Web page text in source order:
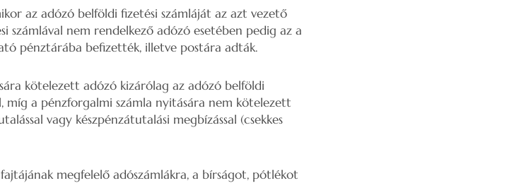
az adózó belföldi fizetési számláját az azt vezető
nem rendelkező adózó esetében pedig az a
pénztárába befizették, illetve postára adták.
kötelezett adózó kizárólag az adózó belföldi
a pénzforgalmi számla nyitására nem kötelezett
vagy készpénzátutalási megbízással (csekkes
megfelelő adószámlákra, a bírságot, pótlékot